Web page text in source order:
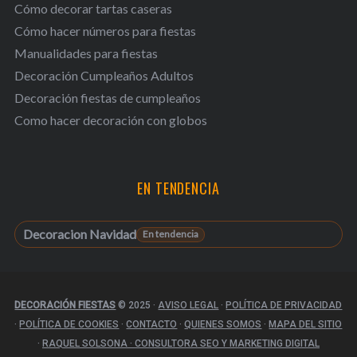
Cómo decorar tartas caseras
Cómo hacer números para fiestas
Manualidades para fiestas
Decoración Cumpleaños Adultos
Decoración fiestas de cumpleaños
Como hacer decoración con globos
EN TENDENCIA
Decoracion Navidad
DECORACIÓN FIESTAS © 2025 · AVISO LEGAL · POLÍTICA DE PRIVACIDAD
· POLÍTICA DE COOKIES · CONTACTO · QUIENES SOMOS · MAPA DEL SITIO
· RAQUEL SOLSONA · CONSULTORA SEO Y MARKETING DIGITAL